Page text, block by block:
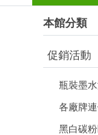
本館分類
促銷活動
瓶裝墨
各廠牌
黑白碳